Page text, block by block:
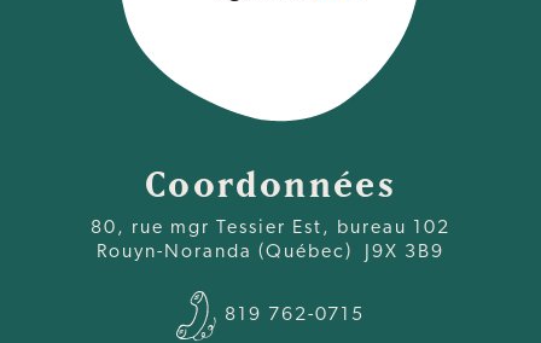
Coordonnées
80, rue mgr Tessier Est, bureau 102
Rouyn-Noranda (Québec) J9X 3B9
819 762-0715